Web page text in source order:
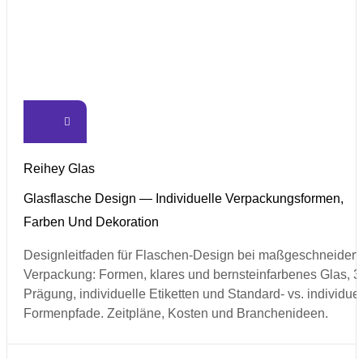
Reihey Glas
Glasflasche Design — Individuelle Verpackungsformen,
Farben Und Dekoration
Designleitfaden für Flaschen-Design bei
Verpackung: Formen, klares und bernsteinfarbenes Glas,
Prägung, individuelle Etiketten und Standard- vs.
Formenpfade. Zeitpläne, Kosten und Branchenideen.